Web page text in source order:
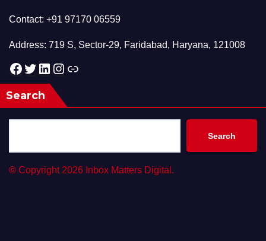
Contact: +91 97170 06559
Address: 719 S, Sector-29, Faridabad, Haryana, 121008
Facebook Twitter LinkedIn Instagram Link
Search
Search
© Copyright 2026 Inbox Matters Digital.